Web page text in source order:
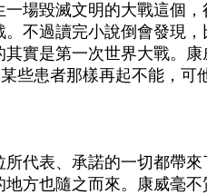
一場毀滅文明的大戰這個
。不過讀完小說倒會發現
其實是第一次世界大戰。
些患者那樣再起不能，可
所代表、承諾的一切都帶
地方也隨之而來。康威毫